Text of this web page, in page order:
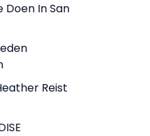
Doen In San
Reist